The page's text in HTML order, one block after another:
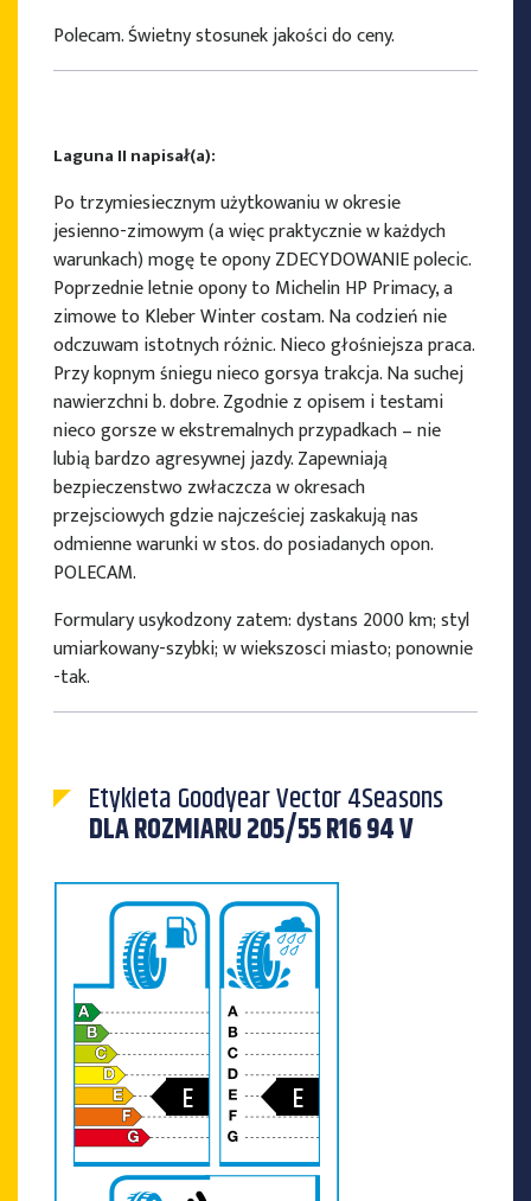
Polecam. Świetny stosunek jakości do ceny.
Laguna II napisał(a):
Po trzymiesiecznym użytkowaniu w okresie
jesienno-zimowym (a więc praktycznie w każdych
warunkach) mogę te opony ZDECYDOWANIE polecic.
Poprzednie letnie opony to Michelin HP Primacy, a
zimowe to Kleber Winter costam. Na codzień nie
odczuwam istotnych różnic. Nieco głośniejsza praca.
Przy kopnym śniegu nieco gorsya trakcja. Na suchej
nawierzchni b. dobre. Zgodnie z opisem i testami
nieco gorsze w ekstremalnych przypadkach – nie
lubią bardzo agresywnej jazdy. Zapewniają
bezpieczenstwo zwłaczcza w okresach
przejsciowych gdzie najcześciej zaskakują nas
odmienne warunki w stos. do posiadanych opon.
POLECAM.
Formulary usykodzony zatem: dystans 2000 km; styl
umiarkowany-szybki; w wiekszosci miasto; ponownie
-tak.
Etykieta Goodyear Vector 4Seasons
DLA ROZMIARU 205/55 R16 94 V
E E